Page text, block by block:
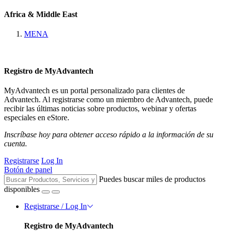
Africa & Middle East
MENA
Registro de MyAdvantech
MyAdvantech es un portal personalizado para clientes de
Advantech. Al registrarse como un miembro de Advantech, puede
recibir las últimas noticias sobre productos, webinar y ofertas
especiales en eStore.
Inscríbase hoy para obtener acceso rápido a la información de su
cuenta.
Registrarse Log In
Botón de panel
Puedes buscar miles de productos
disponibles
Registrarse / Log In
Registro de MyAdvantech